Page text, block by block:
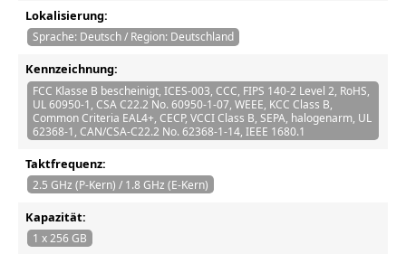
Lokalisierung:
Sprache: Deutsch / Region: Deutschland
Kennzeichnung:
FCC Klasse B bescheinigt, ICES-003, CCC, FIPS 140-2 Level 2, RoHS,
UL 60950-1, CSA C22.2 No. 60950-1-07, WEEE, KCC Class B,
Common Criteria EAL4+, CECP, VCCI Class B, SEPA, halogenarm, UL
62368-1, CAN/CSA-C22.2 No. 62368-1-14, IEEE 1680.1
Taktfrequenz:
2.5 GHz (P-Kern) / 1.8 GHz (E-Kern)
Kapazität:
1 x 256 GB